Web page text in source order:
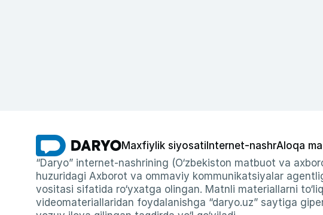
Maxfiylik siyosati Internet-nashrAloqa
“Daryo” internet-nashrining (O‘zbekiston matbuot va
huzuridagi Axborot va ommaviy kommunikatsiyalar
vositasi sifatida ro‘yxatga olingan. Matnli materiallarni
videomateriallaridan foydalanishga “daryo.uz” saytiga